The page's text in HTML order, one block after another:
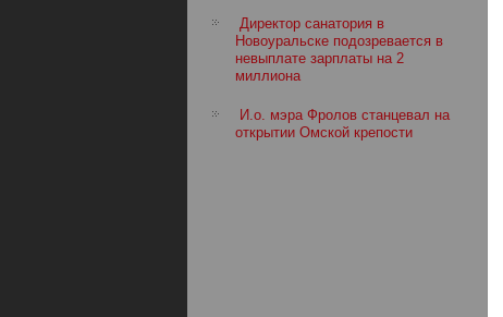
Директор санатория в
Новоуральске подозревается в
невыплате зарплаты на 2
миллиона
И.о. мэра Фролов станцевал на
открытии Омской крепости